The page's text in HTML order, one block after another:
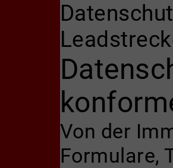
Von der
Formulare,